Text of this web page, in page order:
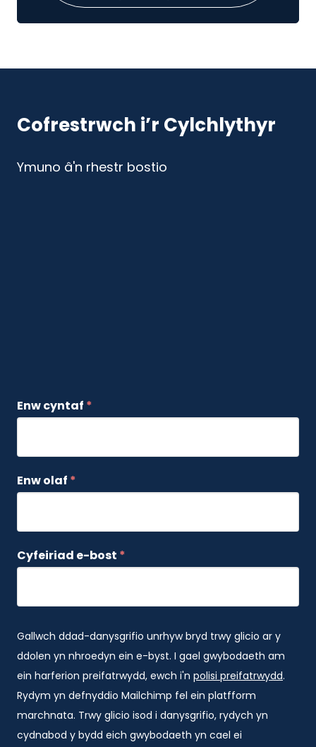
Cofrestrwch i’r Cylchlythyr
Ymuno â'n rhestr bostio
Enw cyntaf *
Enw olaf *
Cyfeiriad e-bost *
Gallwch ddad-danysgrifio unrhyw bryd trwy glicio ar y
ddolen yn nhroedyn ein e-byst. I gael gwybodaeth am
ein harferion preifatrwydd, ewch i'n polisi preifatrwydd.
Rydym yn defnyddio Mailchimp fel ein platfform
marchnata. Trwy glicio isod i danysgrifio, rydych yn
cydnabod y bydd eich gwybodaeth yn cael ei